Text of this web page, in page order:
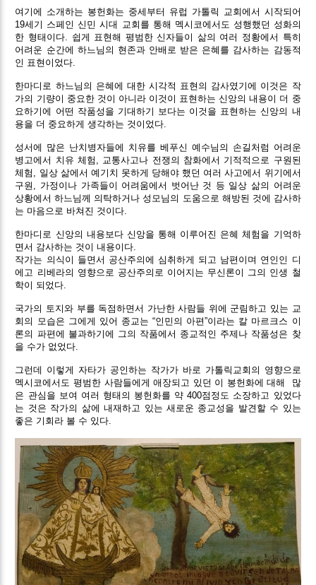
여기에 소개하는 봉헌화는 중세부터 유럽 가톨릭 교회에서 시작되어
19세기 스페인 신민 시대 교회를 통해 멕시코에서도 성행했던 성화의
한 형태이다. 쉽게 표현해 평범한 신자들이 삶의 여러 정황에서 특히
어려운 순간에 하느님의 현존과 안배로 받은 은혜를 감사하는 감동적
인 표현이었다.
한마디로 하느님의 은혜에 대한 시각적 표현의 감사였기에 이것은 작
가의 기량이 중요한 것이 아니라 이것이 표현하는 신앙의 내용이 더 중
요하기에 어떤 작품성을 기대하기 보다는 이것을 표현하는 신앙의 내
용을 더 중요하게 생각하는 것이었다.
성서에 많은 난치병자들에 치유를 베푸신 예수님의 손길처럼 어려운
병고에서 치유 체험, 교통사고나 전쟁의 참화에서 기적적으로 구원된
체험, 일상 삶에서 예기치 못하게 당해야 했던 여러 사고에서 위기에서
구원, 가정이나 가족들이 어려움에서 벗어난 것 등 일상 삶의 어려운
상황에서 하느님께 의탁하거나 성모님의 도움으로 해방된 것에 감사하
는 마음으로 바쳐진 것이다.
한마디로 신앙의 내용보다 신앙을 통해 이루어진 은혜 체험을 기억하
면서 감사하는 것이 내용이다.
작가는 의식이 들면서 공산주의에 심취하게 되고 남편이며 연인인 디
에고 리베라의 영향으로 공산주의로 이어지는 무신론이 그의 인생 철
학이 되었다.
국가의 토지와 부를 독점하면서 가난한 사람들 위에 군림하고 있는 교
회의 모습은 그에게 있어 종교는 “인민의 아편”이라는 칼 마르크스 이
론의 파편에 불과하기에 그의 작품에서 종교적인 주제나 작품성은 찾
을 수가 없었다.
그런데 이렇게 자타가 공인하는 작가가 바로 가톨릭교회의 영향으로
멕시코에서도 평범한 사람들에게 애장되고 있던 이 봉헌화에 대해
많
은 관심을 보여 여러 형태의 봉헌화를 약 400점정도 소장하고 있었다
는 것은 작가의 삶에 내재하고 있는 새로운 종교성을 발견할 수 있는
좋은 기회라 볼 수 있다.